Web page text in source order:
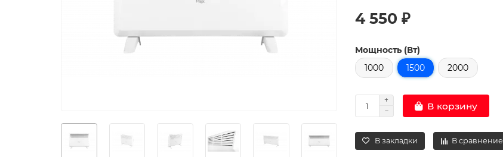
4 550 ₽
Мощность (Вт)
1000
1500 2000
В корзину
В закладки В сравнение